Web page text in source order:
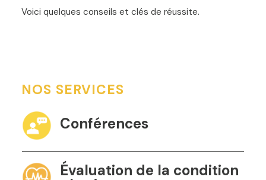
Voici quelques conseils et clés de réussite.
NOS SERVICES
Conférences
Évaluation de la condition